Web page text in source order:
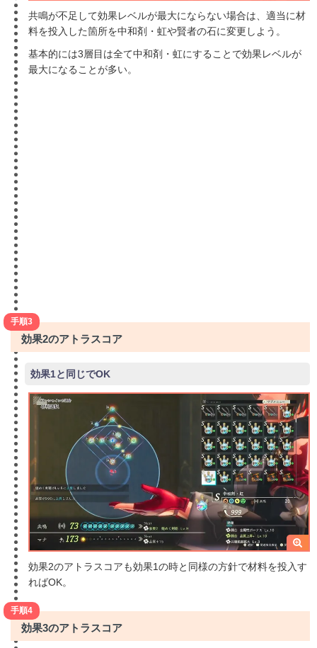
共鳴が不足して効果レベルが最大にならない場合は、適当に材
料を投入した箇所を中和剤・虹や賢者の石に変更しよう。
基本的には3層目は全て中和剤・虹にすることで効果レベルが
最大になることが多い。
効果2のアトラスコア
手順3
効果1と同じでOK
効果2のアトラスコアも効果1の時と同様の方針で材料を投入す
ればOK。
効果3のアトラスコア
手順4